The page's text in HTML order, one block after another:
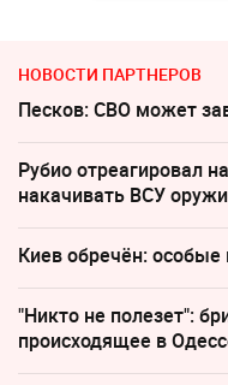
НОВОСТИ ПАРТНЕРОВ
Песков: СВО может
Рубио отреагировал
накачивать ВСУ
Киев обречён:
"Никто не полезет":
происходящее в